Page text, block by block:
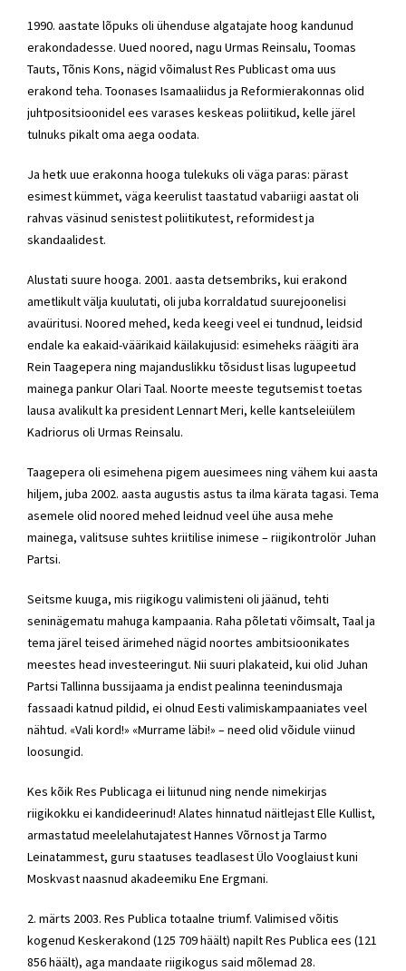
1990. aastate lõpuks oli ühenduse algatajate hoog kandunud
erakondadesse. Uued noored, nagu Urmas Reinsalu, Toomas
Tauts, Tõnis Kons, nägid võimalust Res Publicast oma uus
erakond teha. Toonases Isamaaliidus ja Reformierakonnas olid
juhtpositsioonidel ees varases keskeas poliitikud, kelle järel
tulnuks pikalt oma aega oodata.
Ja hetk uue erakonna hooga tulekuks oli väga paras: pärast
esimest kümmet, väga keerulist taastatud vabariigi aastat oli
rahvas väsinud senistest poliitikutest, reformidest ja
skandaalidest.
Alustati suure hooga. 2001. aasta detsembriks, kui erakond
ametlikult välja kuulutati, oli juba korraldatud suurejoonelisi
avaüritusi. Noored mehed, keda keegi veel ei tundnud, leidsid
endale ka eakaid-väärikaid käilakujusid: esimeheks räägiti ära
Rein Taagepera ning majanduslikku tõsidust lisas lugupeetud
mainega pankur Olari Taal. Noorte meeste tegutsemist toetas
lausa avalikult ka president Lennart Meri, kelle kantseleiülem
Kadriorus oli Urmas Reinsalu.
Taagepera oli esimehena pigem auesimees ning vähem kui aasta
hiljem, juba 2002. aasta augustis astus ta ilma kärata tagasi. Tema
asemele olid noored mehed leidnud veel ühe ausa mehe
mainega, valitsuse suhtes kriitilise inimese – riigikontrolör Juhan
Partsi.
Seitsme kuuga, mis riigikogu valimisteni oli jäänud, tehti
seninägematu mahuga kampaania. Raha põletati võimsalt, Taal ja
tema järel teised ärimehed nägid noortes ambitsioonikates
meestes head investeeringut. Nii suuri plakateid, kui olid Juhan
Partsi Tallinna bussijaama ja endist pealinna teenindusmaja
fassaadi katnud pildid, ei olnud Eesti valimiskampaaniates veel
nähtud. «Vali kord!» «Murrame läbi!» – need olid võidule viinud
loosungid.
Kes kõik Res Publicaga ei liitunud ning nende nimekirjas
riigikokku ei kandideerinud! Alates hinnatud näitlejast Elle Kullist,
armastatud meelelahutajatest Hannes Võrnost ja Tarmo
Leinatammest, guru staatuses teadlasest Ülo Vooglaiust kuni
Moskvast naasnud akadeemiku Ene Ergmani.
2. märts 2003. Res Publica totaalne triumf. Valimised võitis
kogenud Keskerakond (125 709 häält) napilt Res Publica ees (121
856 häält), aga mandaate riigikogus said mõlemad 28.